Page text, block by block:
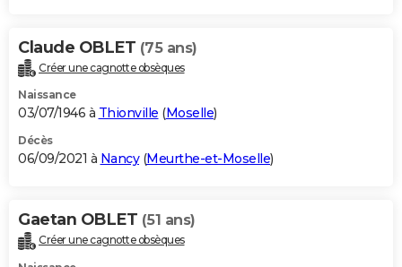
Claude OBLET (75 ans)
Créer une cagnotte obsèques
Naissance
03/07/1946 à Thionville (Moselle)
Décès
06/09/2021 à Nancy(Meurthe-et-Moselle)
Gaetan OBLET (51 ans)
Créer une cagnotte obsèques